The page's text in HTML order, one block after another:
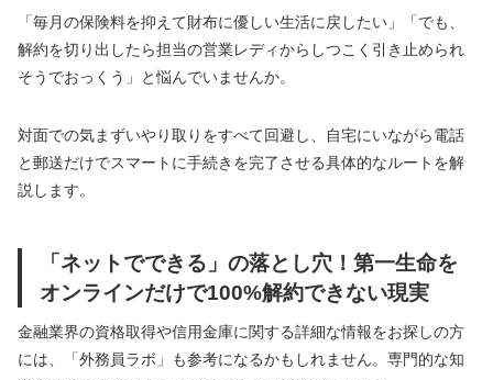
「毎月の保険料を抑えて財布に優しい生活に戻したい」「でも、
解約を切り出したら担当の営業レディからしつこく引き止められ
そうでおっくう」と悩んでいませんか。
対面での気まずいやり取りをすべて回避し、自宅にいながら電話
と郵送だけでスマートに手続きを完了させる具体的なルートを解
説します。
「ネットでできる」の落とし穴！第一生命を
オンラインだけで100%解約できない現実
金融業界の資格取得や信用金庫に関する詳細な情報をお探しの方
には、「外務員ラボ」も参考になるかもしれません。専門的な知